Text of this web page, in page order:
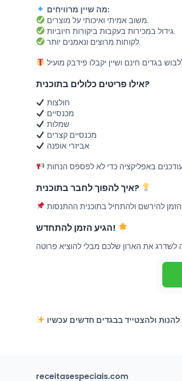
מה שיין מרוויחים:
משוב אמיתי ואיכותי על מוצרים.
גידול במכירות בעקבות ביקורות חיוביות.
לקוחות מרוצים ונאמנים יותר.
אילו פריטים כלולים בתוכנית?
חולצות
מכנסיים
שמלות
מכנסיים קצרים
אביזרי אופנה
איך להפוך לחבר בתוכנית?
הגיע הזמן להתחדש!
receitasespeciais.com